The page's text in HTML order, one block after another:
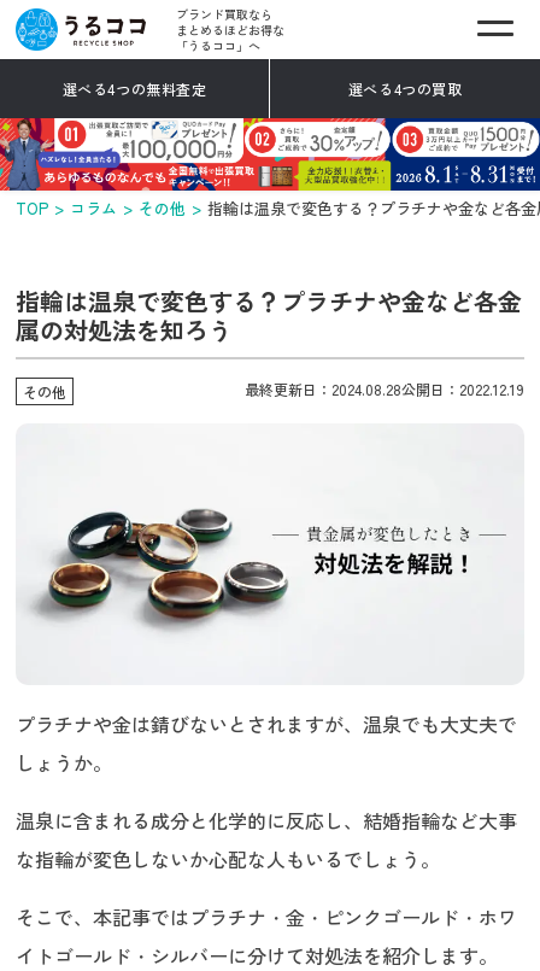
ブランド買取なら
まとめるほどお得な
「うるココ」へ
選べる4つの無料査定 選べる4つの買取
TOP コラム その他 指輪は温泉で変色する？プラチナや金など各
指輪は温泉で変色する？プラチナや金など各金
属の対処法を知ろう
その他 最終更新日：2024.08.28公開日：2022.12.19
プラチナや金は錆びないとされますが、温泉でも大丈夫で
しょうか。
温泉に含まれる成分と化学的に反応し、結婚指輪など大事
な指輪が変色しないか心配な人もいるでしょう。
そこで、本記事ではプラチナ・金・ピンクゴールド・ホワ
イトゴールド・シルバーに分けて対処法を紹介します。